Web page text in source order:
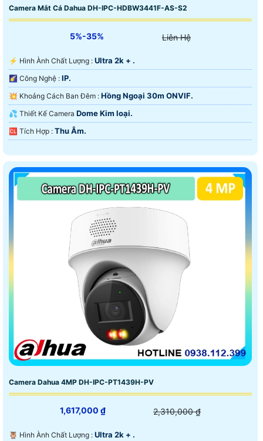
Camera Mắt Cá Dahua DH-IPC-HDBW3441F-AS-S2
5%-35% Liên Hệ
️⚡ Hình Ành Chất Lượng : Ultra 2k + .
🌠 Công Nghệ : IP.
💥 Khoảng Cách Ban Đêm : Hồng Ngoại 30m ONVIF.
💦 Thiết Kế Camera Dome Kim loại.
️🆑 Tích Hợp : Thu Âm.
Camera Dahua 4MP DH-IPC-PT1439H-PV
1,617,000 ₫ 2,310,000 ₫
🦉 Hình Ành Chất Lượng : Ultra 2k + .